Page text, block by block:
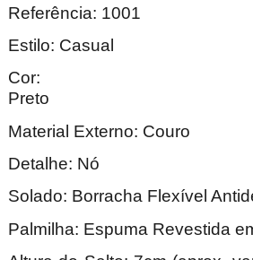
Estilo: Casual
Cor:
Material Externo: Couro
Detalhe: Nó
Solado: Borracha Flexível
Palmilha: Espuma Revestida